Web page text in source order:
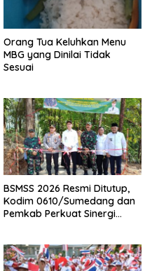
Orang Tua Keluhkan Menu
MBG yang Dinilai Tidak
Sesuai
BSMSS 2026 Resmi Ditutup,
Kodim 0610/Sumedang dan
Pemkab Perkuat Sinergi